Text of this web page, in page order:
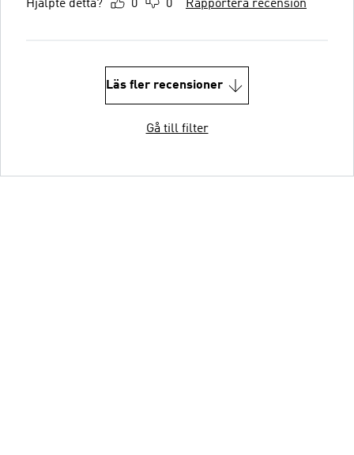
Hjälpte detta? 0 0 Rapportera recension
Läs fler recensioner
Gå till filter